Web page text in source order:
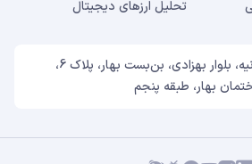
تحلیل ارزهای دیجیتال
آدرس: تهران، زعفرانیه، بلوار بهزادی، بن‌بست بهار، پلاک 6،
بهار، طبقه پنجم